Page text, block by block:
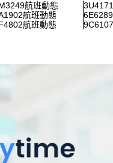
航班動態
航班動態
航班動態